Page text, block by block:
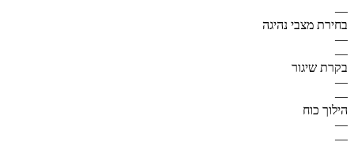
—
בחירת מצבי נהיגה
—
—
בקרת שיגור
—
—
הילוך כוח
—
—